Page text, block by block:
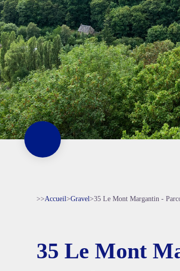
>>Accueil>Gravel>35 Le Mont Margantin -
35 Le Mont